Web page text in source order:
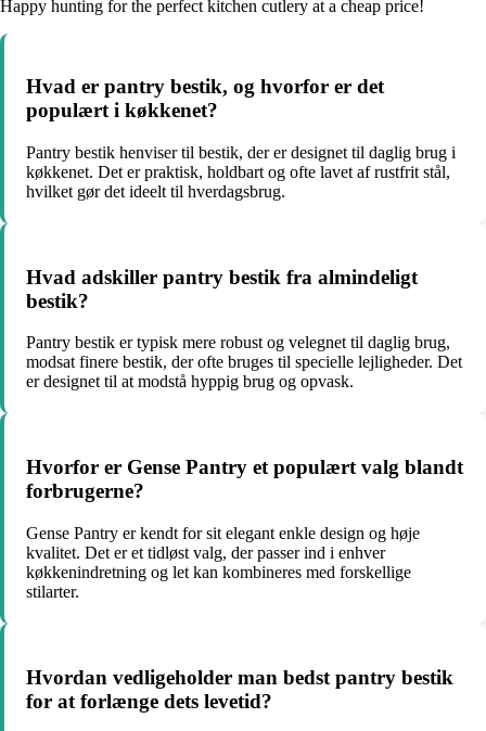
Happy hunting for the perfect kitchen cutlery at a cheap price!
Hvad er pantry bestik, og hvorfor er det
populært i køkkenet?
Pantry bestik henviser til bestik, der er designet til daglig brug i
køkkenet. Det er praktisk, holdbart og ofte lavet af rustfrit stål,
hvilket gør det ideelt til hverdagsbrug.
Hvad adskiller pantry bestik fra almindeligt
bestik?
Pantry bestik er typisk mere robust og velegnet til daglig brug,
modsat finere bestik, der ofte bruges til specielle lejligheder. Det
er designet til at modstå hyppig brug og opvask.
Hvorfor er Gense Pantry et populært valg blandt
forbrugerne?
Gense Pantry er kendt for sit elegant enkle design og høje
kvalitet. Det er et tidløst valg, der passer ind i enhver
køkkenindretning og let kan kombineres med forskellige
stilarter.
Hvordan vedligeholder man bedst pantry bestik
for at forlænge dets levetid?